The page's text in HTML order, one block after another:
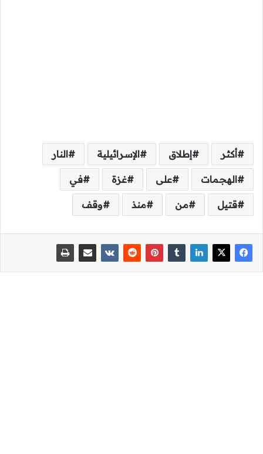
أكثر إطلاق الإسرائيلية النار
الهجمات على غزة في
قتيل من منذ وقف